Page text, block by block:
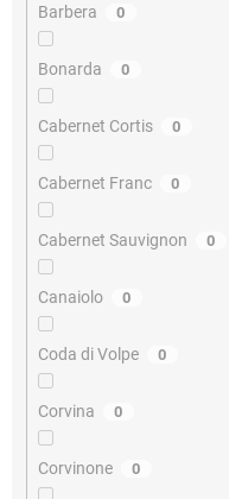
Barbera 0
Bonarda 0
Cabernet Cortis 0
Cabernet Franc 0
Cabernet Sauvignon 0
Canaiolo 0
Coda di Volpe 0
Corvina 0
Corvinone 0